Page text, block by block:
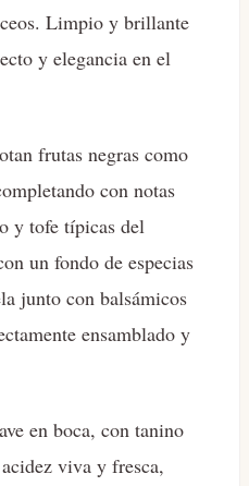
Limpio y brillante
y elegancia en el
frutas negras como
con notas
y tofe típicas del
un fondo de especias
junto con balsámicos
ensamblado y
en boca, con tanino
viva y fresca,